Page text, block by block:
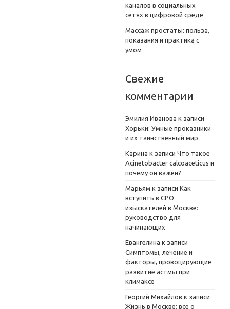
каналов в социальных
сетях в цифровой среде
Массаж простаты: польза,
показания и практика с
умом
Свежие
комментарии
Эмилия Иванова к записи
Хорьки: Умные проказники
и их таинственный мир
Карина к записи Что такое
Acinetobacter calcoaceticus и
почему он важен?
Марьям к записи Как
вступить в СРО
изыскателей в Москве:
руководство для
начинающих
Евангелина к записи
Симптомы, лечение и
факторы, провоцирующие
развитие астмы при
климаксе
Георгий Михайлов к записи
Жизнь в Москве: все о